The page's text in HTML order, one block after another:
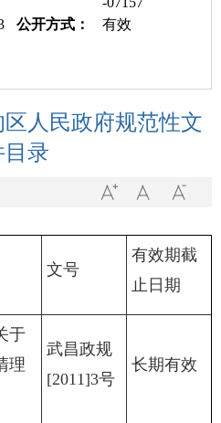
公开方式： 有效
人民政府规范性文
目录
文号
有效期截
止日期
于
理
武昌政规
[2011]3号
长期有效